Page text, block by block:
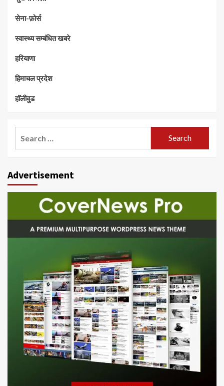
सेना-फ़ोर्स
स्वास्थ्य सम्बंधित खबरे
हरियाणा
हिमाचल प्रदेश
हॉलीवुड
Advertisement